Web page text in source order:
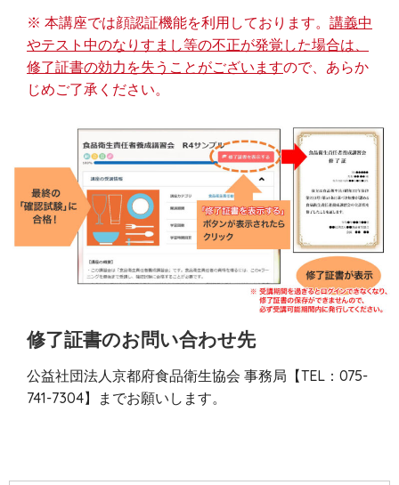
※ 本講座では顔認証機能を利用しております。 講義中
やテスト中のなりすまし等の不正が発覚した場合は、
修了証書の効力を失うことがございますので、あらか
じめご了承ください。
修了証書のお問い合わせ先
公益社団法人京都府食品衛生協会 事務局【TEL：075-
741-7304】までお願いします。